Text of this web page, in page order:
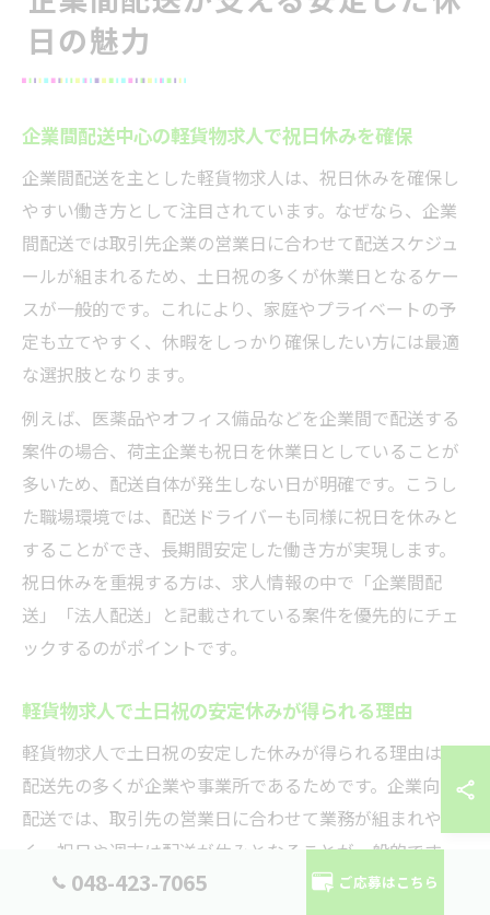
日の魅力
企業間配送中心の軽貨物求人で祝日休みを確保
企業間配送を主とした軽貨物求人は、祝日休みを確保し
やすい働き方として注目されています。なぜなら、企業
間配送では取引先企業の営業日に合わせて配送スケジュ
ールが組まれるため、土日祝の多くが休業日となるケー
スが一般的です。これにより、家庭やプライベートの予
定も立てやすく、休暇をしっかり確保したい方には最適
な選択肢となります。
例えば、医薬品やオフィス備品などを企業間で配送する
案件の場合、荷主企業も祝日を休業日としていることが
多いため、配送自体が発生しない日が明確です。こうし
た職場環境では、配送ドライバーも同様に祝日を休みと
することができ、長期間安定した働き方が実現します。
祝日休みを重視する方は、求人情報の中で「企業間配
送」「法人配送」と記載されている案件を優先的にチェ
ックするのがポイントです。
軽貨物求人で土日祝の安定休みが得られる理由
軽貨物求人で土日祝の安定した休みが得られる理由は、
配送先の多くが企業や事業所であるためです。企業向け
配送では、取引先の営業日に合わせて業務が組まれやす
く、祝日や週末は配送が休みとなることが一般的です。
これにより、ドライバー自身も規則正しい休日を取得し
048-423-7065 ご応募はこちら